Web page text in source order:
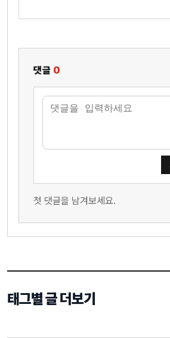
댓글 0
첫 댓글을 남겨보세요.
태그별 글 더보기